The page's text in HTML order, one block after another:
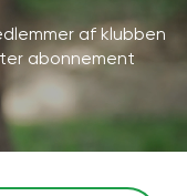
af klubben
abonnement